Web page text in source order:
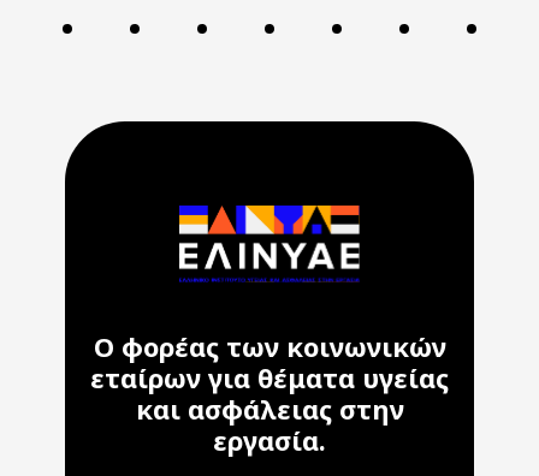
Ο φορέας των κοινωνικών
εταίρων για θέματα υγείας
και ασφάλειας στην
εργασία.